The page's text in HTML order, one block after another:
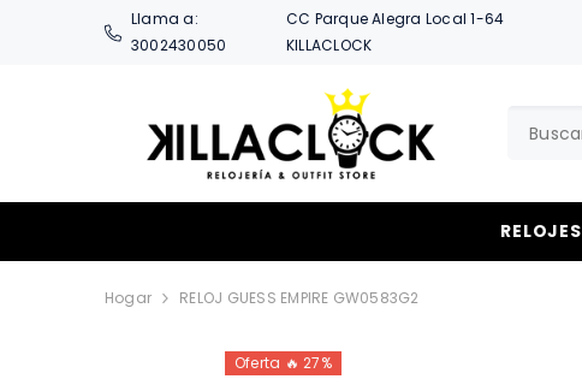
SALTAR AL CONTENIDO
Llama a:
3002430050
CC Parque Alegra Local 1-64
KILLACLOCK
RELOJES
Hogar RELOJ GUESS EMPIRE GW0583G2
Oferta 🔥 27%